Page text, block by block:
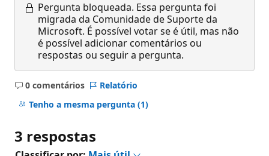
Pergunta bloqueada. Essa pergunta foi
migrada da Comunidade de Suporte da
Microsoft. É possível votar se é útil, mas não
é possível adicionar comentários ou
respostas ou seguir a pergunta.
0 comentários
Sem
comentários
Relatório
Tenho a mesma pergunta (1)
3 respostas